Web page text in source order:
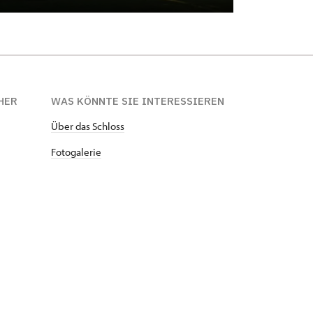
WAS KÖNNTE SIE INTERESSIEREN
Über das Schloss
Fotogalerie